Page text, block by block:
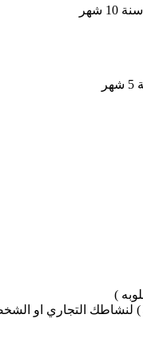
)
لنشاطك التجاري او